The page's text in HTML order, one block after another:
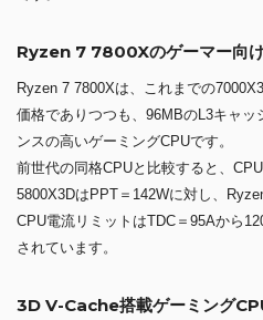
Ryzen 7 7800Xのゲーマー向け
Ryzen 7 7800Xは、これまでの
価格でありつつも、96MBのL3キャ
ンスの高いゲーミングCPUです。
前世代の同格CPUと比較すると、
5800X3DはPPT＝142Wに対し、
CPU電流リミットはTDC＝95Aから
されています。
3D V-Cache搭載ゲーミング